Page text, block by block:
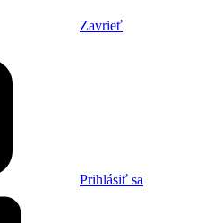
Zavrieť
Prihlásiť sa